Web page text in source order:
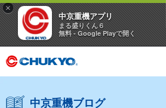
×
中京重機アプリ
まる盛りくん６
無料 - Google Playで開く
中京重機ブログ